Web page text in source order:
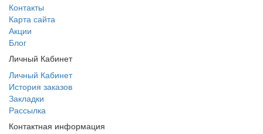
Контакты
Карта сайта
Акции
Блог
Личный Кабинет
Личный Кабинет
История заказов
Закладки
Рассылка
Контактная информация